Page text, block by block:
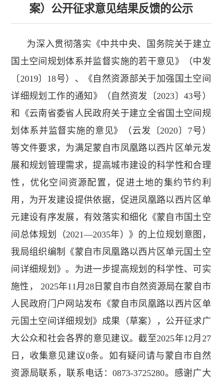
案）公开征求意见结果反馈的公示
为深入贯彻落实《中共中央、国务院关于建立
国土空间规划体系并监督实施的若干意见》（中发
〔2019〕18号）、《自然资源部关于加强国土空间
详细规划工作的通知》（自然资发〔2023〕43号）
和《云南省委省人民政府关于建立全省国土空间规
划体系并监督实施的意见》（云发〔2020〕7号）
等文件要求，为满足蒙自市凤凰路以西片区单元发
展和规划管理需求，提高城市建设的科学性和合理
性，优化空间资源配置，促进土地的集约节约利
用，为开发建设提供依据，促进凤凰路以西片区单
元建设有序发展，有效落实和细化《蒙自市国土空
间总体规划（2021—2035年）》的上位规划意图，
我局组织编制《蒙自市凤凰路以西片区单元国土空
间详细规划》。为进一步提高规划的科学性、可实
施性， 2025年11月28日蒙自市自然资源局在蒙自市
人民政府门户网站发布《蒙自市凤凰路以西片区单
元国土空间详细规划》成果（草案），公开征求广
大公众和社会各界的意见建议。截至2025年12月27
日，收集意见建议0条。如有疑问请与蒙自市自然
资源局联系，联系电话：0873-3725280。感谢广大